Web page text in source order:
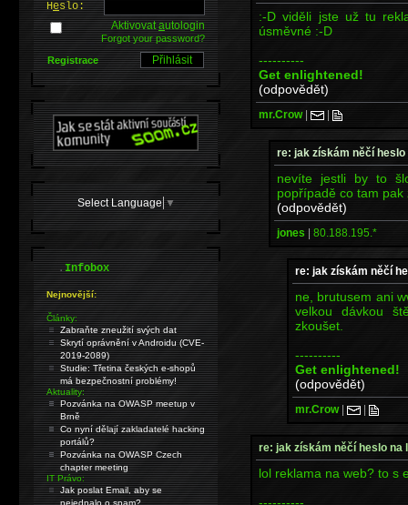
:-D viděli jste už tu
úsměvné :-D
----------
Get enlightened!
(odpovědět)
mr.Crow| |
re: jak získám něčí
nevíte jestli by to
popřípadě co tam pak
(odpovědět)
jones | 80.188.195.*
re: jak získám něčí
ne, brutusem ani
velkou dávkou
zkoušet.
----------
Get enlightened!
(odpovědět)
mr.Crow| |
re: jak získám něčí heslo na
lol reklama na web? to s
----------
Heslo:
Aktivovatautologin
Forgot your password?
Registrace
Select Language ▼
.Infobox
Nejnovější:
Články:
Zabraňte zneužití svých dat
Skrytí oprávnění v Androidu (CVE-
2019-2089)
Studie: Třetina českých e-shopů
má bezpečnostní problémy!
Aktuality:
Pozvánka na OWASP meetup v
Brně
Co nyní dělají zakladatelé hacking
portálů?
Pozvánka na OWASP Czech
chapter meeting
IT Právo:
Jak poslat Email, aby se
nejednalo o spam?